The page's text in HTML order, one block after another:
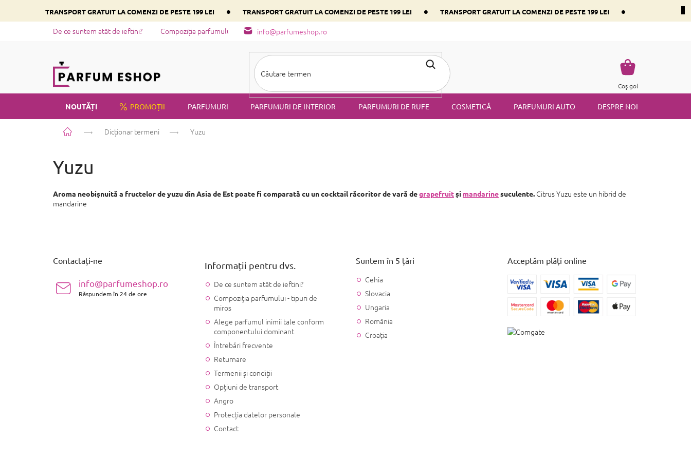
conținut
TRANSPORT GRATUIT LA COMENZI DE PESTE 199 LEI • TRANSPORT GRATUIT LA COMENZI DE PESTE 199 LEI • TRANSPORT GRATUIT LA COMENZI DE PESTE 199 LEI •
info@parfumeshop.ro
De ce suntem atât de ieftini? Compoziția parfumului - tipuri de miros Alege parfumul inimii tale conform componentului dominant
Coş
de
Coş gol
NOUTĂȚI PROMOȚII PARFUMURI PARFUMURI DE INTERIOR PARFUMURI DE RUFE COSMETICĂ PARFUMURI AUTO DESPRE NOI
PRIVATE LABEL
Acasă Dicționar termeni Yuzu
Yuzu
Aroma neobișnuită a fructelor de yuzu din Asia de Est poate fi comparată cu un cocktail răcoritor de vară degrapefruitși mandarinesuculente. Citrus Yuzu este un hibrid de
mandarine
Contactați-ne
info@parfumeshop.ro
Răspundem în 24 de ore
Informații pentru dvs.
De ce suntem atât de ieftini?
Compoziția parfumului - tipuri de
miros
Alege parfumul inimii tale conform
componentului dominant
Întrebări frecvente
Returnare
Termenii și condiții
Opțiuni de transport
Angro
Protecția datelor personale
Contact
Suntem în 5 țări
Cehia
Slovacia
Ungaria
România
Croaţia
Acceptăm plăți online